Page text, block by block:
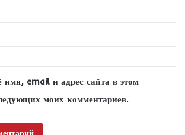
имя, email и адрес сайта в этом
моих комментариев.